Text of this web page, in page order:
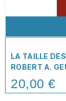
LA TAILLE
ROBERT A.
Price
20,00 €